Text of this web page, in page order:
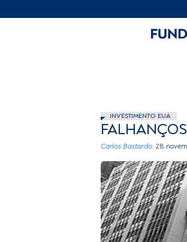
INVESTIMENTO EUA
Carlos Bastardo. 28